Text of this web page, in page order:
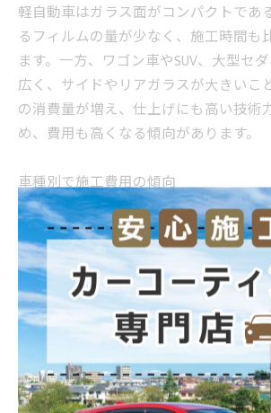
軽自動車はガラス面がコンパクトであ
るフィルムの量が少なく、施工時間も
ます。一方、ワゴン車やSUV、大型セ
広く、サイドやリアガラスが大きいこ
の消費量が増え、仕上げにも高い技術
め、費用も高くなる傾向があります。
車種別で施工費用の傾向
車種分
類
特徴
施工費用の傾
向
軽自動
車
ガラス面が少な
く作業も簡易
比較的抑えた
費用で施工可
能
クトカ
ー
施工箇所は多く
ないが車種差が
出る
軽自動車より
やや高めにな
る